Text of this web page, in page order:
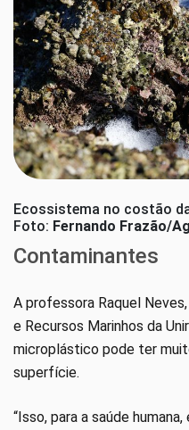
Ecossistema no costão
Foto: Fernando Frazão/
Contaminantes
A professora Raquel
e Recursos Marinhos da
microplástico pode ter
superfície.
“Isso, para a saúde